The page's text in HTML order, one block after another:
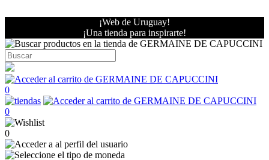
¡Web de Uruguay!
¡Una tienda para inspirarte!
0
0
0